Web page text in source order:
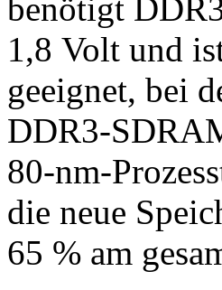
benötigt
1,8 Volt und
geeignet, bei
DDR3-
80-nm-
die neue
65 % am